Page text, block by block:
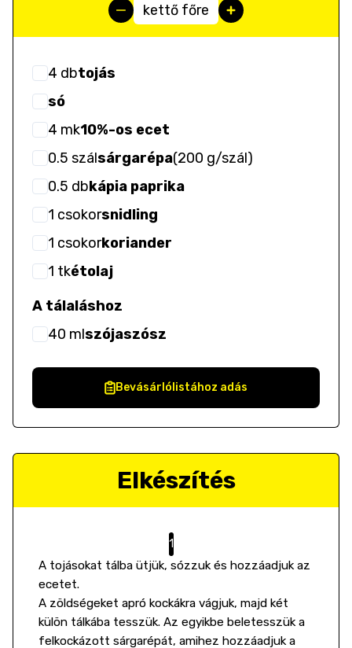
kettő főre
4 dbtojás
só
4 mk10%-os ecet
0.5 szálsárgarépa(200 g/szál)
0.5 dbkápia paprika
1 csokorsnidling
1 csokorkoriander
1 tkétolaj
A tálaláshoz
40 mlszójaszósz
Bevásárlólistához adás
Elkészítés
A tojásokat tálba ütjük, sózzuk és hozzáadjuk az
ecetet.
A zöldségeket apró kockákra vágjuk, majd két
külön tálkába tesszük. Az egyikbe beletesszük a
felkockázott sárgarépát, amihez hozzáadjuk a